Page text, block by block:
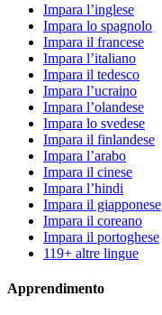
Impara l’inglese
Impara lo spagnolo
Impara il francese
Impara l’italiano
Impara il tedesco
Impara l’ucraino
Impara l’olandese
Impara lo svedese
Impara il finlandese
Impara l’arabo
Impara il cinese
Impara l’hindi
Impara il giapponese
Impara il coreano
Impara il portoghese
119+ altre lingue
Apprendimento